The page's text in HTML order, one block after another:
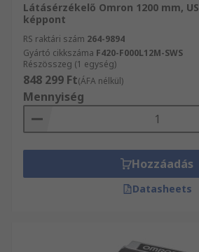
Látásérzékelő Omron 1200 mm,
képpont
RS raktári szám 264-9894
Gyártó cikkszáma F420-F000L12M-SWS
Részösszeg (1 egység)
848 299 Ft(ÁFA nélkül)
Mennyiség
Hozzáadás
Datasheets